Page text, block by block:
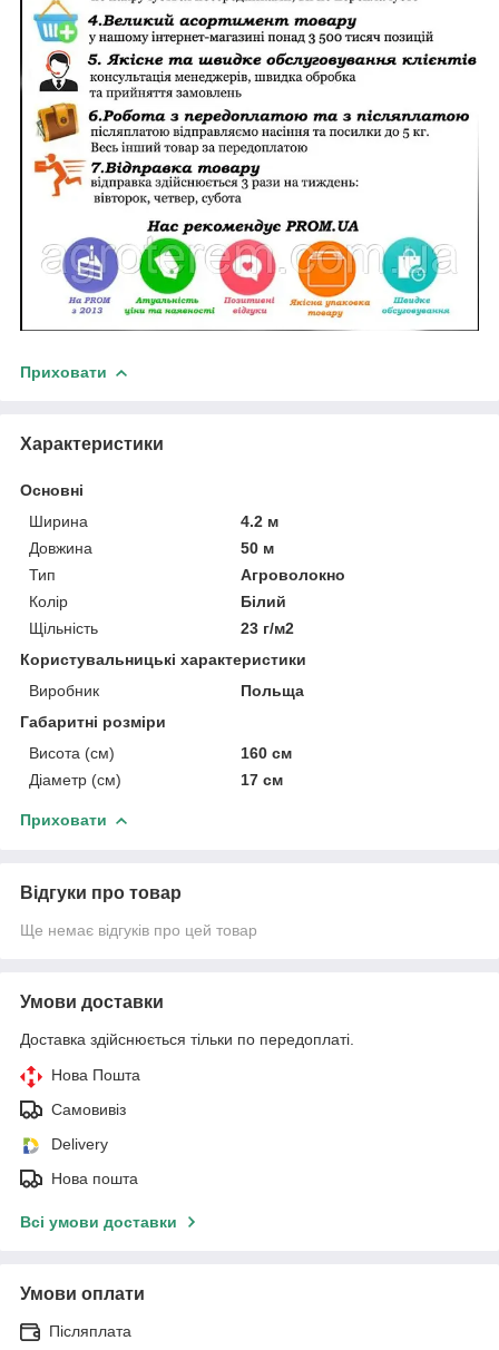
Приховати
Характеристики
Основні
Ширина
4.2 м
Довжина
50 м
Тип
Агроволокно
Колір
Білий
Щільність
23 г/м2
Користувальницькі характеристики
Виробник
Польща
Габаритні розміри
Висота (см)
160 см
Діаметр (см)
17 см
Приховати
Відгуки про товар
Ще немає відгуків про цей товар
Умови доставки
Доставка здійснюється тільки по передоплаті.
Нова Пошта
Самовивіз
Delivery
Нова пошта
Всі умови доставки
Умови оплати
Післяплата